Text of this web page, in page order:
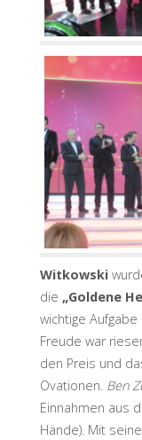
Witkowski
die „Goldene
wichtige
Freude war
den Preis und
Ovationen. Ben
Einnahmen aus
Hände). Mit